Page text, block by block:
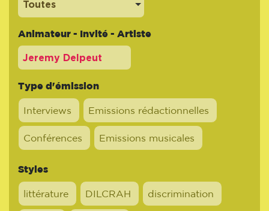
Toutes
Animateur - Invité - Artiste
Type d'émission
Interviews Emissions rédactionnelles
Conférences Emissions musicales
Styles
littérature DILCRAH discrimination